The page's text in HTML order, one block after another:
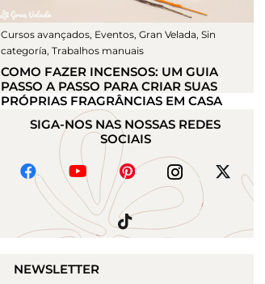
Cursos avançados, Eventos, Gran Velada, Sin
categoría, Trabalhos manuais
COMO FAZER INCENSOS: UM GUIA
PASSO A PASSO PARA CRIAR SUAS
PRÓPRIAS FRAGRÂNCIAS EM CASA
SIGA-NOS NAS NOSSAS REDES
SOCIAIS
NEWSLETTER